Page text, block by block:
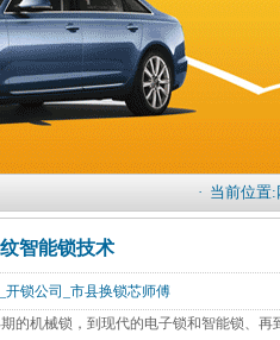
· 当前位置:
智能锁技术
开锁公司_市县换锁芯师傅
的机械锁，到现代的电子锁和智能锁、再